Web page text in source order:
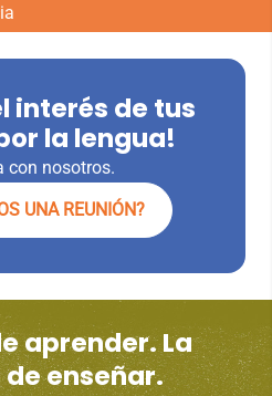
interés de tus
la lengua!
con nosotros.
UNA REUNIÓN?
aprender. La
enseñar.